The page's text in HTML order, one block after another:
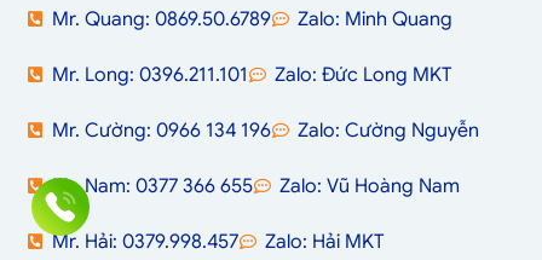
Mr. Quang: 0869.50.6789 Zalo: Minh Quang
Mr. Long: 0396.211.101 Zalo: Đức Long MKT
Mr. Cường: 0966 134 196 Zalo: Cường Nguyễn
Mr. Nam: 0377 366 655 Zalo: Vũ Hoàng Nam
Mr. Hải: 0379.998.457 Zalo: Hải MKT